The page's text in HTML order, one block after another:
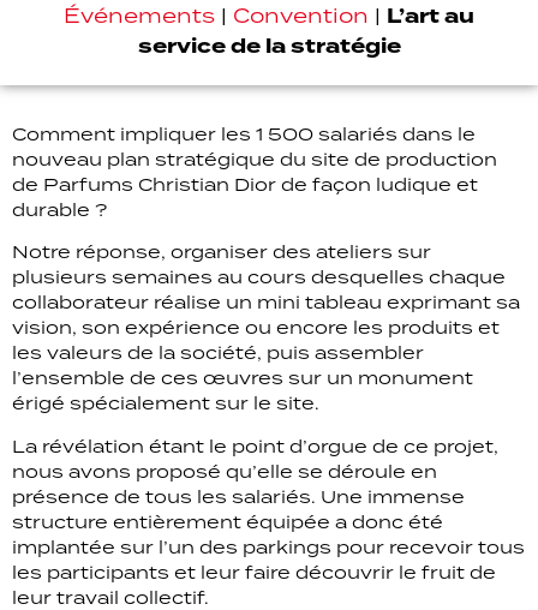
Événements | Convention | L’art au
service de la stratégie
Comment impliquer les 1 500 salariés dans le
nouveau plan stratégique du site de production
de Parfums Christian Dior de façon ludique et
durable ?
Notre réponse, organiser des ateliers sur
plusieurs semaines au cours desquelles chaque
collaborateur réalise un mini tableau exprimant sa
vision, son expérience ou encore les produits et
les valeurs de la société, puis assembler
l’ensemble de ces œuvres sur un monument
érigé spécialement sur le site.
La révélation étant le point d’orgue de ce projet,
nous avons proposé qu’elle se déroule en
présence de tous les salariés. Une immense
structure entièrement équipée a donc été
implantée sur l’un des parkings pour recevoir tous
les participants et leur faire découvrir le fruit de
leur travail collectif.